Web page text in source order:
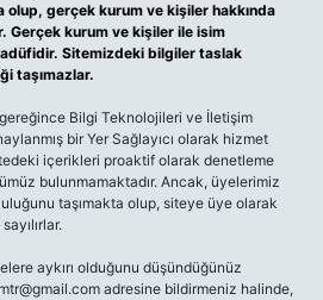
olup, gerçek kurum ve kişiler hakkında
Gerçek kurum ve kişiler ile isim
Sitemizdeki bilgiler taslak
taşımazlar.
Bilgi Teknolojileri ve İletişim
bir Yer Sağlayıcı olarak hizmet
içerikleri proaktif olarak denetleme
bulunmamaktadır. Ancak, üyelerimiz
taşımakta olup, siteye üye olarak
aykırı olduğunu düşündüğünüz
adresine bildirmeniz halinde,